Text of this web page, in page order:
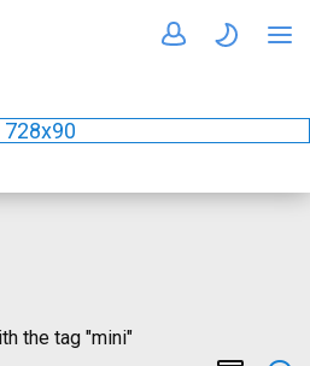
728x90
the tag "mini"